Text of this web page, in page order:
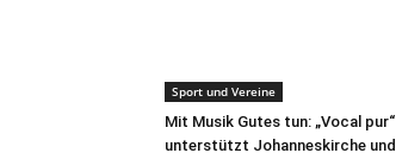
Sport und Vereine
Mit Musik Gutes tun: „Vocal pur“
unterstützt Johanneskirche und